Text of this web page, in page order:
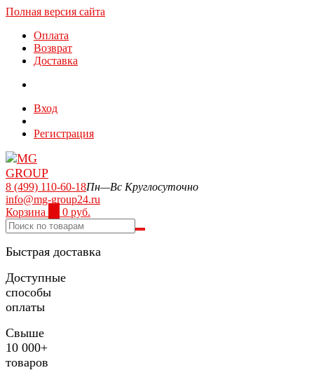
Полная версия сайта
Оплата
Возврат
Доставка
Вход
Регистрация
8 (499) 110-60-18Пн—Вс Круглосуточно
info@mg-group24.ru
Корзина
0 руб.
Быстрая доставка
Доступные
способы
оплаты
Свыше
10 000+
товаров